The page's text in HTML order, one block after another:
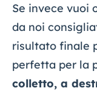
Se invece vuoi
da noi
risultato finale
perfetta per la
colletto, a